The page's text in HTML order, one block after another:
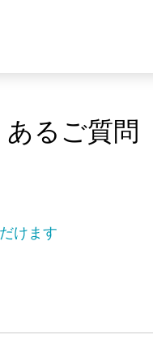
るご質問
けます